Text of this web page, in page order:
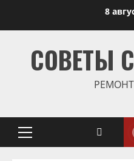
8
СОВЕТЫ
Основное